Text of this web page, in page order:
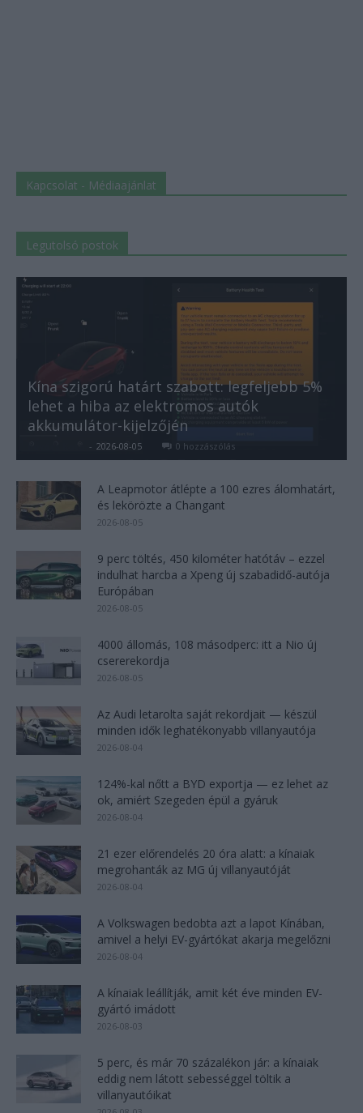
Kapcsolat - Médiaajánlat
Legutolsó postok
Kína szigorú határt szabott: legfeljebb 5%
lehet a hiba az elektromos autók
akkumulátor-kijelzőjén
- 2026-08-05 0 hozzászólás
A Leapmotor átlépte a 100 ezres álomhatárt,
és lekörözte a Changant
2026-08-05
9 perc töltés, 450 kilométer hatótáv – ezzel
indulhat harcba a Xpeng új szabadidő-autója
Európában
2026-08-05
4000 állomás, 108 másodperc: itt a Nio új
csererekordja
2026-08-05
Az Audi letarolta saját rekordjait — készül
minden idők leghatékonyabb villanyautója
2026-08-04
124%-kal nőtt a BYD exportja — ez lehet az
ok, amiért Szegeden épül a gyáruk
2026-08-04
21 ezer előrendelés 20 óra alatt: a kínaiak
megrohanták az MG új villanyautóját
2026-08-04
A Volkswagen bedobta azt a lapot Kínában,
amivel a helyi EV-gyártókat akarja megelőzni
2026-08-04
A kínaiak leállítják, amit két éve minden EV-
gyártó imádott
2026-08-03
5 perc, és már 70 százalékon jár: a kínaiak
eddig nem látott sebességgel töltik a
villanyautóikat